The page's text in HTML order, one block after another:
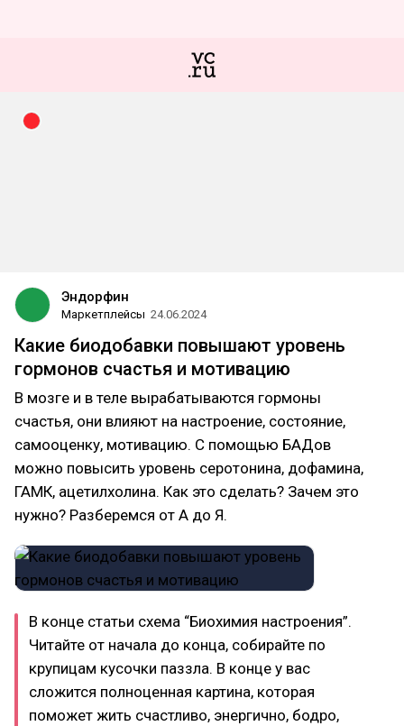
Эндорфин
Маркетплейсы 24.06.2024
Какие биодобавки повышают уровень
гормонов счастья и мотивацию
В мозге и в теле вырабатываются гормоны
счастья, они влияют на настроение, состояние,
самооценку, мотивацию. С помощью БАДов
можно повысить уровень серотонина, дофамина,
ГАМК, ацетилхолина. Как это сделать? Зачем это
нужно? Разберемся от А до Я.
В конце статьи схема “Биохимия настроения”.
Читайте от начала до конца, собирайте по
крупицам кусочки паззла. В конце у вас
сложится полноценная картина, которая
поможет жить счастливо, энергично, бодро,